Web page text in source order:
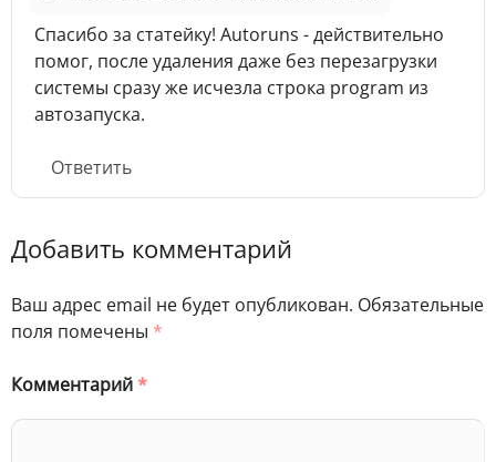
Спасибо за статейку! Autoruns - действительно
помог, после удаления даже без перезагрузки
системы сразу же исчезла строка program из
автозапуска.
Ответить
Добавить комментарий
Ваш адрес email не будет опубликован. Обязательные
поля помечены *
Комментарий*